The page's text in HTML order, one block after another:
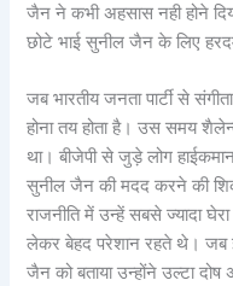
जैन ने कभी अहसास नही होने
छोटे भाई सुनील जैन के लिए
जब भारतीय जनता पार्टी से
होना तय होता है। उस समय
था। बीजेपी से जुड़े लोग
सुनील जैन की मदद करने की
राजनीति में उन्हें सबसे ज्यादा
लेकर बेहद परेशान रहते थे। जब
जैन को बताया उन्होंने उल्टा